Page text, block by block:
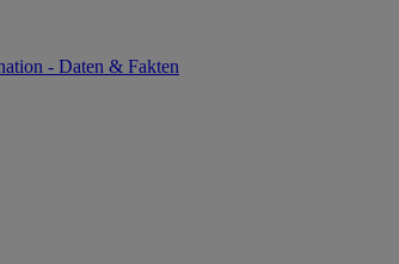
- Daten & Fakten